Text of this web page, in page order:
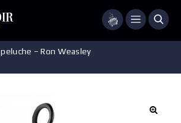
Menu
peluche – Ron Weasley